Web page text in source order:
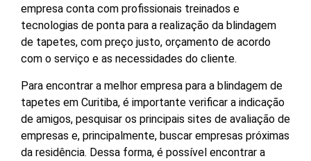
empresa conta com profissionais treinados e
tecnologias de ponta para a realização da blindagem
de tapetes, com preço justo, orçamento de acordo
com o serviço e as necessidades do cliente.
Para encontrar a melhor empresa para a blindagem de
tapetes em Curitiba, é importante verificar a indicação
de amigos, pesquisar os principais sites de avaliação de
empresas e, principalmente, buscar empresas próximas
da residência. Dessa forma, é possível encontrar a